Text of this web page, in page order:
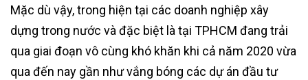
Mặc dù vậy, trong hiện tại các doanh nghiệp xây
dựng trong nước và đặc biệt là tại TPHCM đang trải
qua giai đoạn vô cùng khó khăn khi cả năm 2020 vừa
qua đến nay gần như vắng bóng các dự án đầu tư